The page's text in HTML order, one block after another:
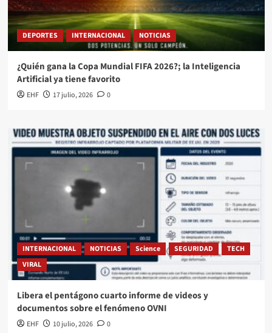
DEPORTES INTERNACIONAL NOTICIAS
¿Quién gana la Copa Mundial FIFA 2026?; la Inteligencia
Artificial ya tiene favorito
EHF 17 julio, 2026 0
INTERNACIONAL NOTICIAS Science SEGURIDAD
TECH
VIRAL
Libera el pentágono cuarto informe de videos y
documentos sobre el fenómeno OVNI
EHF 10 julio, 2026 0